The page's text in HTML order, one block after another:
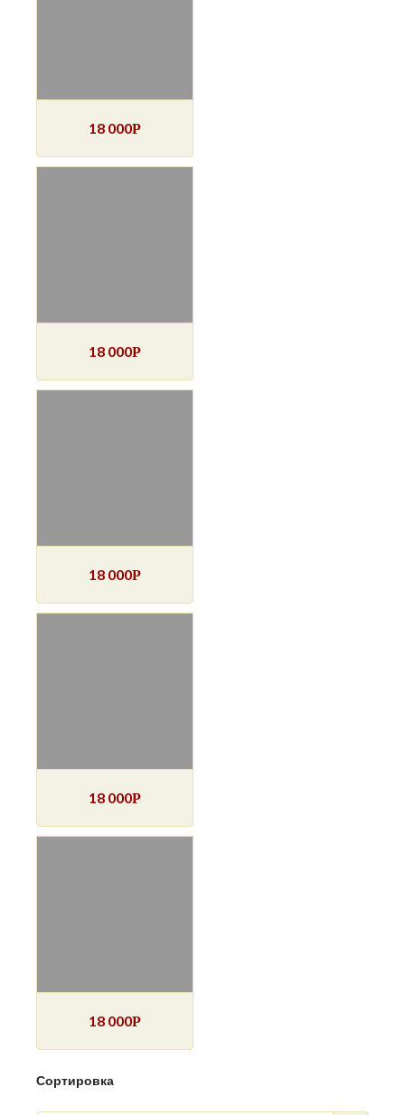
18 000Р
18 000Р
18 000Р
18 000Р
18 000Р
Сортировка